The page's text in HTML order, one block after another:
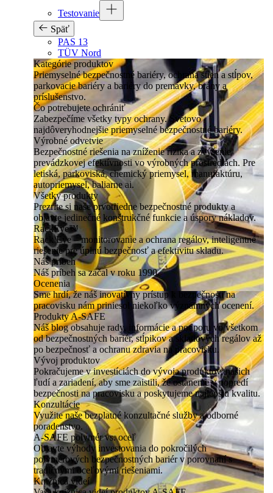
Testovanie
Späť
PAS 13
TÜV Nord
Kategórie produktov
Priemyselné bezpečnostné bariéry, ochrana stien a stĺpov,
parkovacie bariéry a bariéry do premávky, brány a
príslušenstvo.
Čo potrebujete ochrániť
Zabezpečíme všetky typy ochrany. Svetovo
najdôveryhodnejšie priemyselné bezpečnostné bariéry.
Výrobné odvetvie
Bezpečnostné riešenia na zníženie rizika a zvýšenie
prevádzkovej efektívnosti vo výrobných prostrediach. Pre
letiská, parkoviská, chemický priemysel, manufaktúru,
autopriemysel, baliarne ai.
Všetky produkty
Prezrite si naše prvotriedne bezpečnostné produkty a
objavte jedinečné konštrukčné funkcie a úspory nákladov.
RackEye™
Rack Eye – monitorovanie a ochrana regálov, inteligentné
riešenie pre úplnú bezpečnosť a efektivitu skladu.
Náš príbeh
Náš príbeh sa začal v roku 1990.
Ocenenia
Sme hrdí, že náš inovatívny prístup k bezpečnosti na
pracovisku nám priniesol niekoľko významných ocenení.
Produkty A-SAFE
Náš blog obsahuje rady, informácie a podporu vo všetkom
od bezpečnostných bariér, stĺpikov a skladových regálov až
po bezpečnosť a ochranu zdravia na pracovisku.
Vývoj produktov
Pokračujeme v investíciách do vývoja produktov, našich
ľudí a zariadení, aby sme zaistili, že ostaneme v popredí
bezpečnosti na pracovisku a poskytujeme najlepšiu kvalitu.
Konzultácie
Využite naše bezplatné konzultačné služby a odborné
poradenstvo.
A-SAFE polymér vs. oceľ
Objavte výhody investovania do pokročilých
polymérových bezpečnostných bariér v porovnaní s
tradičnými oceľovými riešeniami.
Knižnica videí